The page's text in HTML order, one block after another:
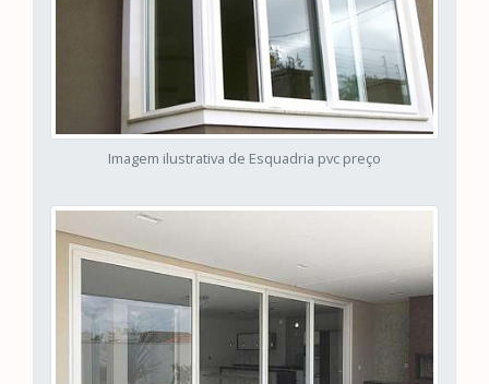
Imagem ilustrativa de Esquadria pvc preço